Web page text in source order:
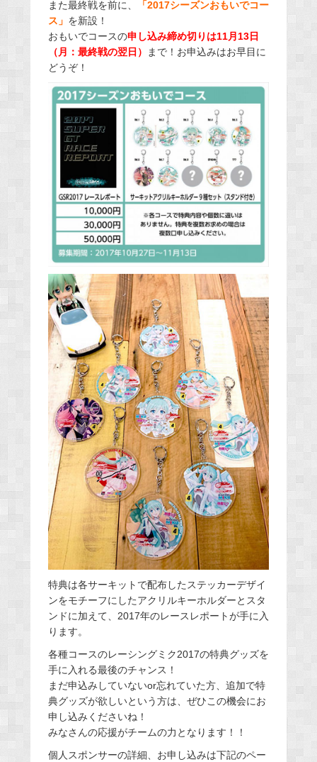
また最終戦を前に、
「2017シーズンおもいでコー
ス」 を新設！
おもいでコースの申し込み締め切りは11月13日
（月：最終戦の翌日）
まで！お申込みはお早目に
どうぞ！
特典は各サーキットで配布したステッカーデザイ
ンをモチーフにしたアクリルキーホルダーとスタ
ンドに加えて、2017年のレースレポートが手に入
ります。
各種コースのレーシングミク2017の特典グッズを
手に入れる最後のチャンス！
まだ申込みしていないor忘れていた方、追加で特
典グッズが欲しいという方は、ぜひこの機会にお
申し込みくださいね！
みなさんの応援がチームの力となります！！
個人スポンサーの詳細、お申し込みは下記のペー